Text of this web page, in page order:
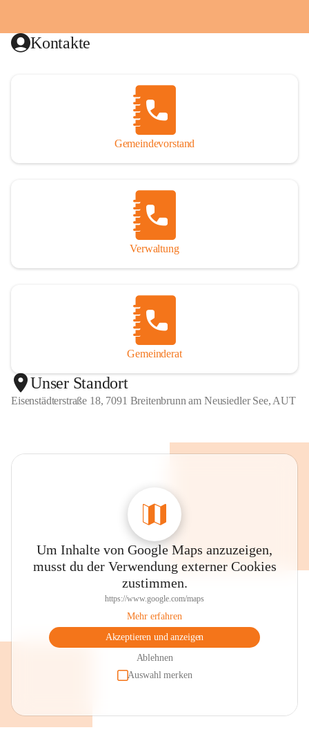
Kontakte
Gemeindevorstand
Verwaltung
Gemeinderat
Unser Standort
Eisenstädterstraße 18, 7091 Breitenbrunn am Neusiedler See, AUT
Um Inhalte von Google Maps anzuzeigen,
musst du der Verwendung externer Cookies
zustimmen.
https://www.google.com/maps
Mehr erfahren
Akzeptieren und anzeigen
Ablehnen
Auswahl merken